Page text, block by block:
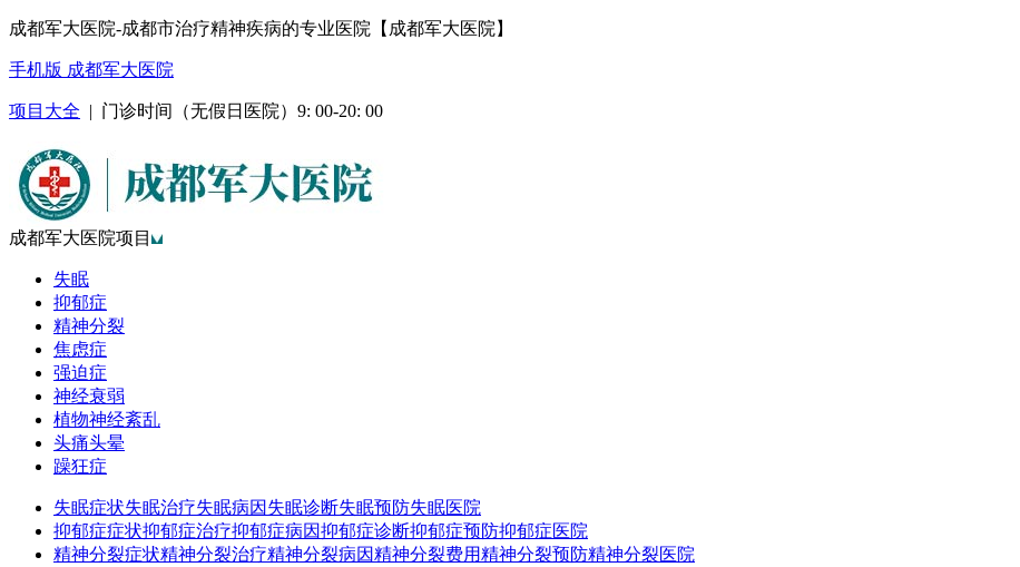
成都军大医院-成都市治疗精神疾病的专业医院【成都军大医院】
手机版 成都军大医院
项目大全 | 门诊时间（无假日医院）9: 00-20: 00
成都军大医院项目
失眠
抑郁症
精神分裂
焦虑症
强迫症
神经衰弱
植物神经紊乱
头痛头晕
躁狂症
失眠症状失眠治疗失眠病因 失眠诊断失眠预防失眠医院
抑郁症症状抑郁症治疗抑郁症病因抑郁症诊断抑郁症预防抑郁症医院
精神分裂症状精神分裂治疗精神分裂病因精神分裂费用精神分裂预防精神分裂医院